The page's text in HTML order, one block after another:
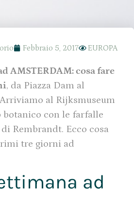
Febbraio 5, 2017 EUROPA
AMSTERDAM: cosa fare
, da Piazza Dam al
al Rijksmuseum
botanico con le farfalle
Rembrandt. Ecco cosa
tre giorni ad
ad